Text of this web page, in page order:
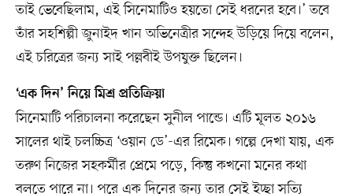
তাই ভেবেছিলাম, এই সিনেমাটিও হয়তো সেই ধরনের হবে।’ তবে
তাঁর সহশিল্পী জুনাইদ খান অভিনেত্রীর সন্দেহ উড়িয়ে দিয়ে বলেন,
এই চরিত্রের জন্য সাই পল্লবীই উপযুক্ত ছিলেন।
‘এক দিন’ নিয়ে মিশ্র প্রতিক্রিয়া
সিনেমাটি পরিচালনা করেছেন সুনীল পান্ডে। এটি মূলত ২০১৬
সালের থাই চলচ্চিত্র ‘ওয়ান ডে’-এর রিমেক। গল্পে দেখা যায়, এক
তরুণ নিজের সহকর্মীর প্রেমে পড়ে, কিন্তু কখনো মনের কথা
বলতে পারে না। পরে এক দিনের জন্য তার সেই ইচ্ছা সত্যি